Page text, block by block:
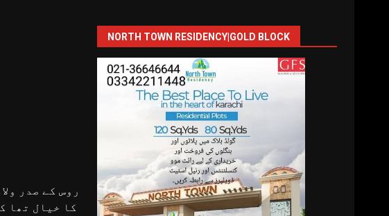
روس کے صدر
NORTH TOWN RESIDENCY|GOLD BLOCK